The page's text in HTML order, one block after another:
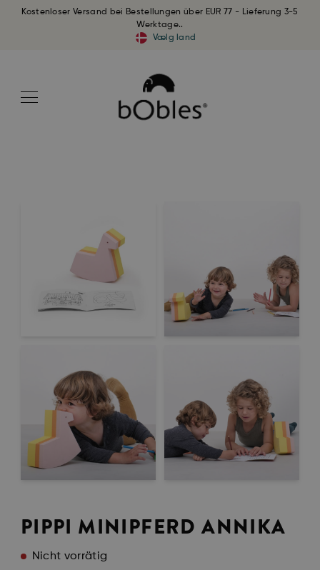
Kostenloser Versand bei Bestellungen über EUR 77 - Lieferung 3-5
Werktage..
Vælg land
PIPPI MINIPFERD ANNIKA
Nicht vorrätig